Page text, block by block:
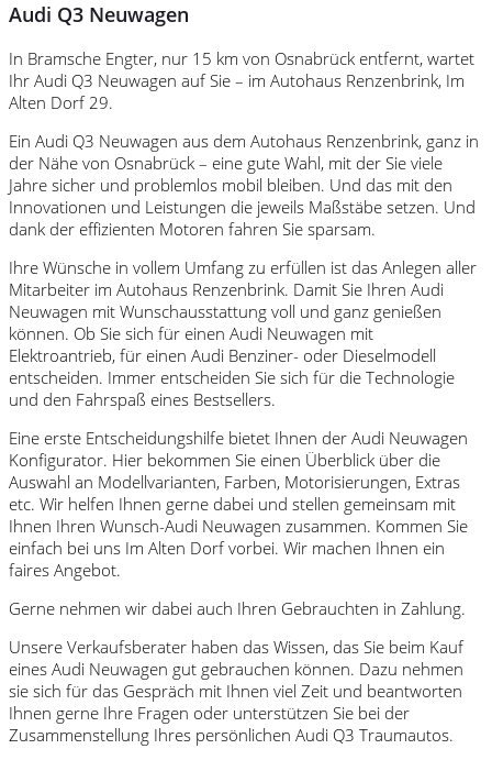
Audi Q3 Neuwagen
In Bramsche Engter, nur 15 km von Osnabrück entfernt, wartet
Ihr Audi Q3 Neuwagen auf Sie – im Autohaus Renzenbrink, Im
Alten Dorf 29.
Ein Audi Q3 Neuwagen aus dem Autohaus Renzenbrink, ganz in
der Nähe von Osnabrück – eine gute Wahl, mit der Sie viele
Jahre sicher und problemlos mobil bleiben. Und das mit den
Innovationen und Leistungen die jeweils Maßstäbe setzen. Und
dank der effizienten Motoren fahren Sie sparsam.
Ihre Wünsche in vollem Umfang zu erfüllen ist das Anlegen aller
Mitarbeiter im Autohaus Renzenbrink. Damit Sie Ihren Audi
Neuwagen mit Wunschausstattung voll und ganz genießen
können. Ob Sie sich für einen Audi Neuwagen mit
Elektroantrieb, für einen Audi Benziner- oder Dieselmodell
entscheiden. Immer entscheiden Sie sich für die Technologie
und den Fahrspaß eines Bestsellers.
Eine erste Entscheidungshilfe bietet Ihnen der Audi Neuwagen
Konfigurator. Hier bekommen Sie einen Überblick über die
Auswahl an Modellvarianten, Farben, Motorisierungen, Extras
etc. Wir helfen Ihnen gerne dabei und stellen gemeinsam mit
Ihnen Ihren Wunsch-Audi Neuwagen zusammen. Kommen Sie
einfach bei uns Im Alten Dorf vorbei. Wir machen Ihnen ein
faires Angebot.
Gerne nehmen wir dabei auch Ihren Gebrauchten in Zahlung.
Unsere Verkaufsberater haben das Wissen, das Sie beim Kauf
eines Audi Neuwagen gut gebrauchen können. Dazu nehmen
sie sich für das Gespräch mit Ihnen viel Zeit und beantworten
Ihnen gerne Ihre Fragen oder unterstützen Sie bei der
Zusammenstellung Ihres persönlichen Audi Q3 Traumautos.